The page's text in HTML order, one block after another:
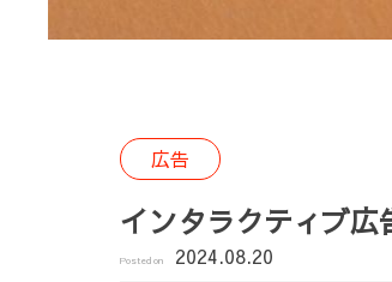
広告
インタラクティブ
Posted on 2024.08.20